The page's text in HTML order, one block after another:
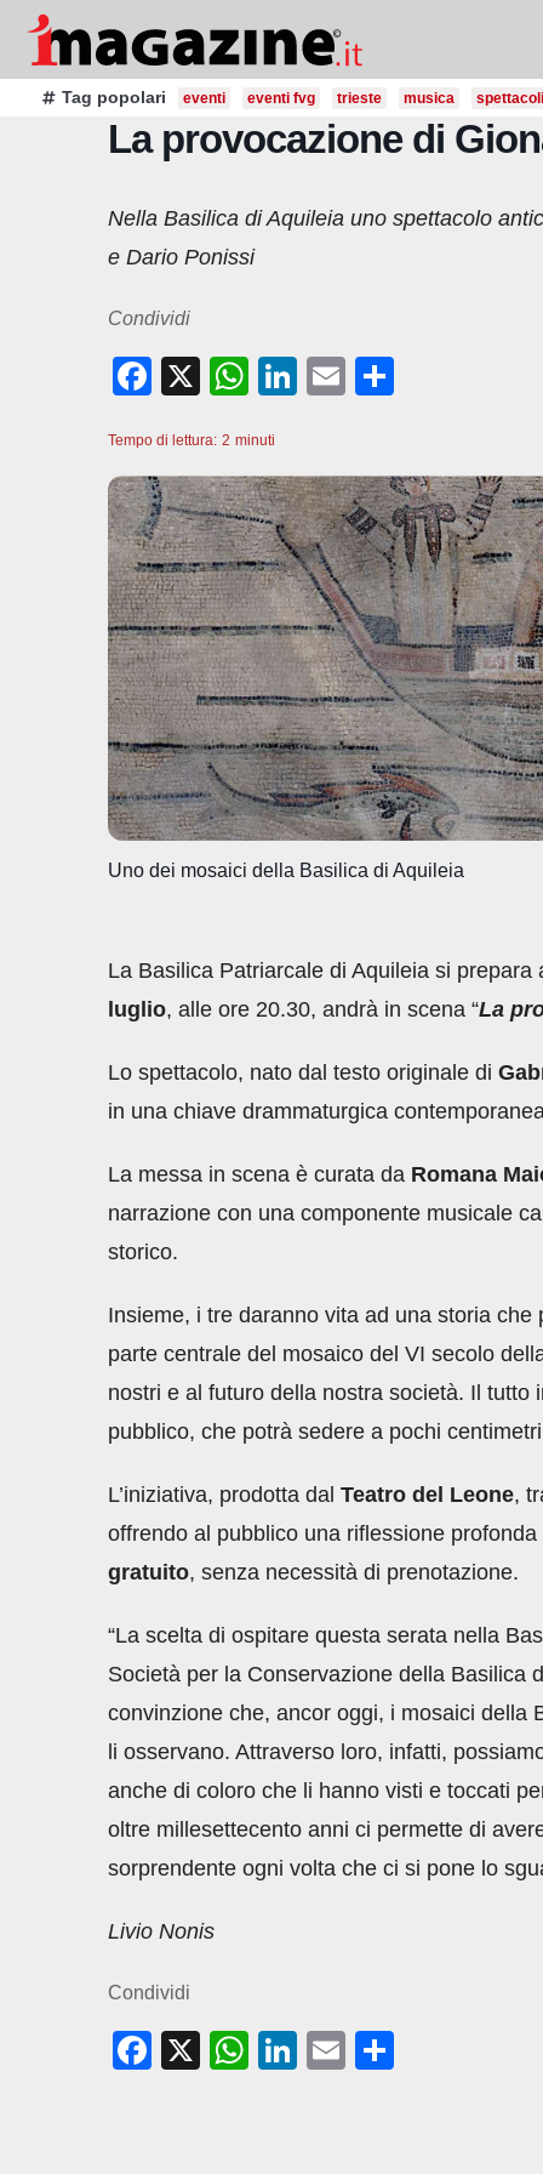
Salta
contenutoTag popolari eventi eventi fvg trieste musica spettacoli
La provocazione di
Nella Basilica di Aquileia uno spettacolo
e Dario Ponissi
Condividi
F
c
e
b
o
o
k
X
W
at
s
A
p
p
Li
e
dI
n
E
di
vi
di
Tempo di lettura: 2 minuti
Uno dei mosaici della Basilica di Aquileia
La Basilica Patriarcale di Aquileia si
luglio, alle ore 20.30, andrà in scena “La
Lo spettacolo, nato dal testo originale di
in una chiave drammaturgica
La messa in scena è curata da Romana
narrazione con una componente musicale
storico.
Insieme, i tre daranno vita ad una storia
parte centrale del mosaico del VI secolo
nostri e al futuro della nostra società. Il
pubblico, che potrà sedere a pochi
L’iniziativa, prodotta dal Teatro del Leone,
offrendo al pubblico una riflessione
gratuito, senza necessità di prenotazione.
“La scelta di ospitare questa serata nella
Società per la Conservazione della Basilica
convinzione che, ancor oggi, i mosaici della
li osservano. Attraverso loro, infatti,
anche di coloro che li hanno visti e toccati
oltre millesettecento anni ci permette di
sorprendente ogni volta che ci si pone lo
Livio Nonis
Condividi
F
X
W Li
E